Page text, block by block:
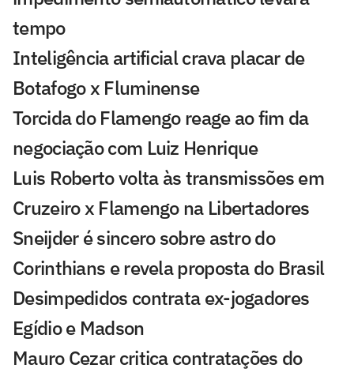
tempo
Inteligência artificial crava placar de
Botafogo x Fluminense
Torcida do Flamengo reage ao fim da
negociação com Luiz Henrique
Luis Roberto volta às transmissões em
Cruzeiro x Flamengo na Libertadores
Sneijder é sincero sobre astro do
Corinthians e revela proposta do Brasil
Desimpedidos contrata ex-jogadores
Egídio e Madson
Mauro Cezar critica contratações do